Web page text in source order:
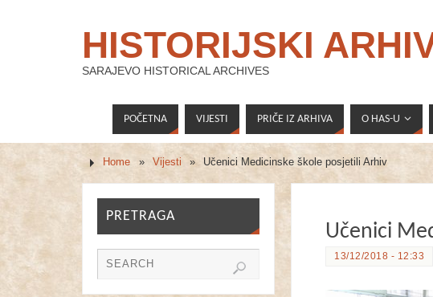
HISTORIJSKI
SARAJEVO HISTORICAL ARCHIVES
POČETNA VIJESTI PRIČE IZ ARHIVA O HAS-U
Home » Vijesti » Učenici Medicinske škole posjetili Arhiv
Učenici
13/12/2018 - 12:33
PRETRAGA